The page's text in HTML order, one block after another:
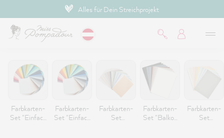
Alles für Dein Streichprojekt
Farbkarten-
Set "Einfach
Farbkarten-
Set "Einfach
Farbkarten-
Set
Farbkarten-
Set "Balkon
Farbkarten-
Set